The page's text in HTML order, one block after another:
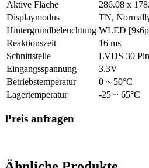
Aktive Fläche
286.08 x
Displaymodus
TN,
Hintergrundbeleuchtung WLED
Reaktionszeit
16 ms
Schnittstelle
LVDS 30
Eingangsspannung
3.3V
Betriebstemperatur
0 ~ 50°C
Lagertemperatur
-25 ~ 65°C
Preis anfragen